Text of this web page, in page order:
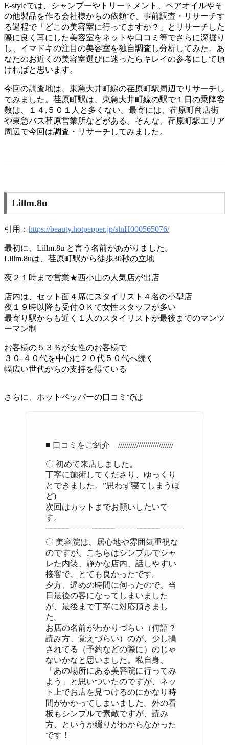
E-styleでは、シャンプーやトリートメント、ヘアオイルやそ
の他製品を作る会社様からの依頼で、事前調査・リサーチす
る過程で「どこの美容室に行ってますか？」とリサーチした
際に良く耳にした美容室をネットや口コミ等でさらに深掘り
し、イマドキの注目の美容室を独自調査し分析してみた。あ
なたのお近くの美容室選びに迷ったらキレイの参考にして頂
ければと思います。
今回の調査地は、東急大井町線の荏原町駅周辺でリサーチし
てみました。荏原町駅は、東急大井町線の駅で１日の乗降客
数は、１４,５０１人と多くない。最寄には、荏原町商店街
や東急バス荏原営業所などがある。そんな、荏原町駅エリア
周辺で今回は調査・リサーチしてみました。
Lillm.8u
引用： https://beauty.hotpepper.jp/slnH000565076/
最初に、Lillm.8u と言う名前があがりました。
Lillm.8uは、荏原町駅から徒歩30秒の立地
夜２１時まで営業★西小山の人気店が出店
店内は、セット面４席にスタイリスト４名の小型店
夜１９時以降も受付ＯＫで女性スタッフが多い
最寄り駅からも近く１人のスタイリストが最後までのマンツ
ーマン制
お客様の５３％が女性のお客様で
３０-４０代を中心に２０代５０代へ続く
幅広い世代からの支持を得ている
さらに、ホットペッパーの口コミでは
■ 口コミをご紹介 ///////////////////////////
〇 初めて来店しました。
丁寧に施術してくださり、ゆっくり
とできました。”思わず寝てしまうほ
ど)
次回はカットまでお願いしたいで
す。
〇 美容院は、居心地や雰囲気重視な
のですが、こちらはシンプルでシャ
レた内装、静かな店内、話しやすい
接客で、とても良かったです。
夕方、遅めの時間に伺ったので、当
日最後の客になってしまいました
が、最後まで丁寧に対応頂きまし
た。
お店の名前がわかりづらい（何語？
読み方、覚えづらい）のが、少し損
されてる（予約などの際に）のじゃ
ないかなと思いました。私自身、
「あの場所にある美容院に行ってみ
よう」と思いついたのですが、ネッ
ト上でお店を見つけるのにかなり時
間がかかってしまいました。外の看
板もシンプルで素敵ですが、読み
方、というか綴りがわからなかった
です！